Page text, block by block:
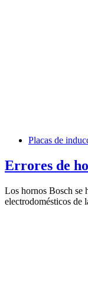
Placas de
Errores de
Los hornos Bosch se
electrodomésticos de